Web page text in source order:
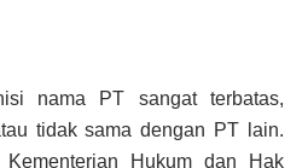
nama PT sangat terbatas,
tidak sama dengan PT lain.
Hukum dan Hak